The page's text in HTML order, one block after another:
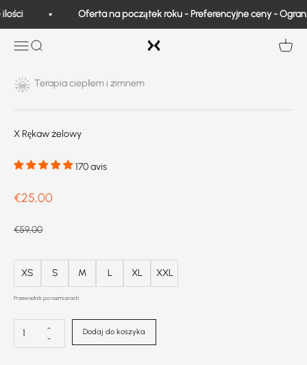
Oferta na początek roku - Preferencyjne ceny -
Otwarta nawigacja
Wyszukiwanie Exo Medical
Terapia ciepłem i zimnem
X Rękaw żelowy
170 avis
Prix de vente
€25,00
Prix normal
€59,00
XS S M L XL XXL
Przewodnik po rozmiarach
Dodaj do koszyka